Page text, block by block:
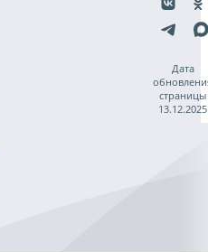
Дата
страницы
13.12.2025